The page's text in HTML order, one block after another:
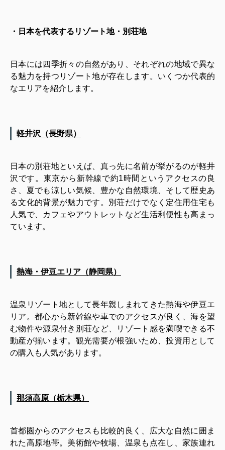
・日本を代表するリゾート地・別荘地
日本には四季折々の自然があり、それぞれの地域で異な
る魅力を持つリゾート地が存在します。いくつか代表的
なエリアを紹介します。
軽井沢（長野県）
日本の別荘地といえば、真っ先に名前が挙がるのが軽井
沢です。東京から新幹線で約1時間というアクセスの良
さ、夏でも涼しい気候、豊かな自然環境、そして歴史あ
る文化的背景が魅力です。別荘だけでなく定住用住宅も
人気で、カフェやアウトレットなど生活利便性も高まっ
ています。
熱海・伊豆エリア（静岡県）
温泉リゾート地として長年親しまれてきた熱海や伊豆エ
リア。都心から新幹線や車でのアクセスが良く、海を望
む物件や源泉付き別荘など、リゾート感を満喫できる不
動産が揃います。観光需要が根強いため、投資用として
の購入も人気があります。
那須高原（栃木県）
首都圏からのアクセスも比較的良く、広大な自然に囲ま
れた高原地帯。美術館や牧場、温泉も点在し、家族連れ